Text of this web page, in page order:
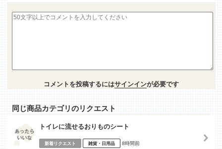
コメントを投稿するにはサインインが必要です
同じ商品カテゴリのリクエスト
トイレに流せるおりものシート
新着リクエスト 雑貨・日用品 8時間前